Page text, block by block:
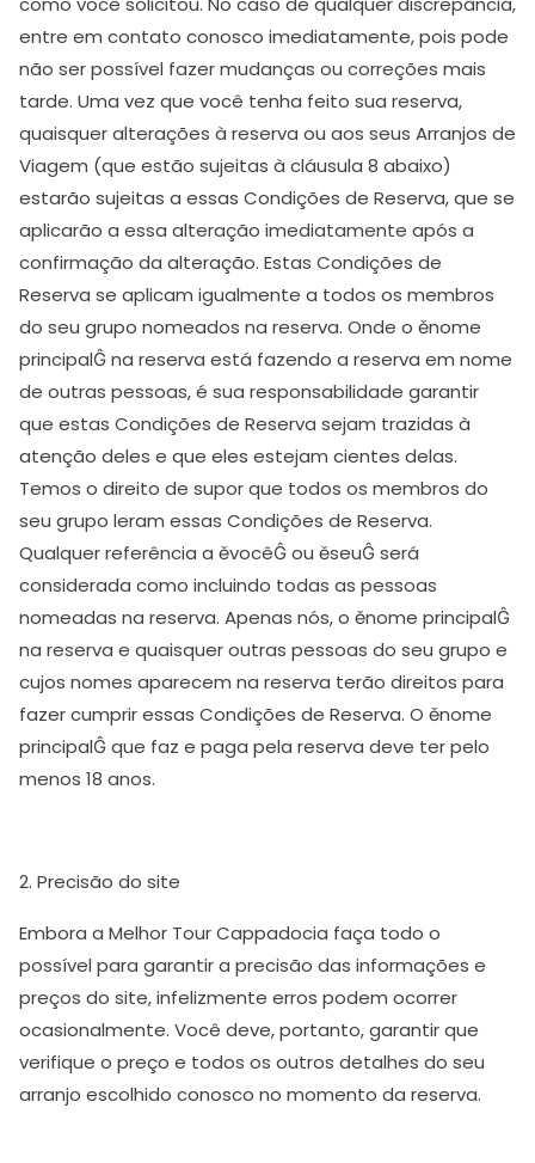
entre em contato conosco imediatamente, pois pode
não ser possível fazer mudanças ou correções mais
tarde. Uma vez que você tenha feito sua reserva,
quaisquer alterações à reserva ou aos seus Arranjos de
Viagem (que estão sujeitas à cláusula 8 abaixo)
estarão sujeitas a essas Condições de Reserva, que se
aplicarão a essa alteração imediatamente após a
confirmação da alteração. Estas Condições de
Reserva se aplicam igualmente a todos os membros
do seu grupo nomeados na reserva. Onde o ěnome
principalĜ na reserva está fazendo a reserva em nome
de outras pessoas, é sua responsabilidade garantir
que estas Condições de Reserva sejam trazidas à
atenção deles e que eles estejam cientes delas.
Temos o direito de supor que todos os membros do
seu grupo leram essas Condições de Reserva.
Qualquer referência a ěvocêĜ ou ěseuĜ será
considerada como incluindo todas as pessoas
nomeadas na reserva. Apenas nós, o ěnome principalĜ
na reserva e quaisquer outras pessoas do seu grupo e
cujos nomes aparecem na reserva terão direitos para
fazer cumprir essas Condições de Reserva. O ěnome
principalĜ que faz e paga pela reserva deve ter pelo
menos 18 anos.
2. Precisão do site
Embora a Melhor Tour Cappadocia faça todo o
possível para garantir a precisão das informações e
preços do site, infelizmente erros podem ocorrer
ocasionalmente. Você deve, portanto, garantir que
verifique o preço e todos os outros detalhes do seu
arranjo escolhido conosco no momento da reserva.